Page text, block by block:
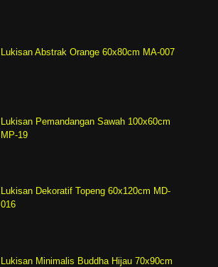
Lukisan Abstrak Orange 60x80cm MA-007
Lukisan Pemandangan Sawah 100x60cm
MP-19
Lukisan Dekoratif Topeng 60x120cm MD-
016
Lukisan Minimalis Buddha Hijau 70x90cm